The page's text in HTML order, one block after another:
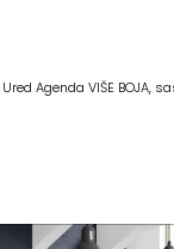
Ured Agenda VIŠE BOJA,